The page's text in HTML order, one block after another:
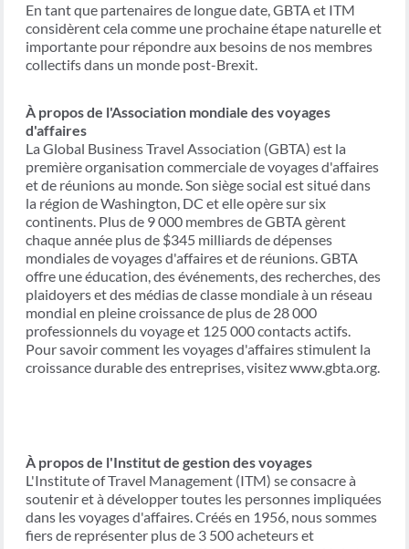
En tant que partenaires de longue date, GBTA et ITM
considèrent cela comme une prochaine étape naturelle et
importante pour répondre aux besoins de nos membres
collectifs dans un monde post-Brexit.
À propos de l'Association mondiale des voyages
d'affaires
La Global Business Travel Association (GBTA) est la
première organisation commerciale de voyages d'affaires
et de réunions au monde. Son siège social est situé dans
la région de Washington, DC et elle opère sur six
continents. Plus de 9 000 membres de GBTA gèrent
chaque année plus de $345 milliards de dépenses
mondiales de voyages d'affaires et de réunions. GBTA
offre une éducation, des événements, des recherches, des
plaidoyers et des médias de classe mondiale à un réseau
mondial en pleine croissance de plus de 28 000
professionnels du voyage et 125 000 contacts actifs.
Pour savoir comment les voyages d'affaires stimulent la
croissance durable des entreprises, visitez www.gbta.org.
À propos de l'Institut de gestion des voyages
L'Institute of Travel Management (ITM) se consacre à
soutenir et à développer toutes les personnes impliquées
dans les voyages d'affaires. Créés en 1956, nous sommes
fiers de représenter plus de 3 500 acheteurs et